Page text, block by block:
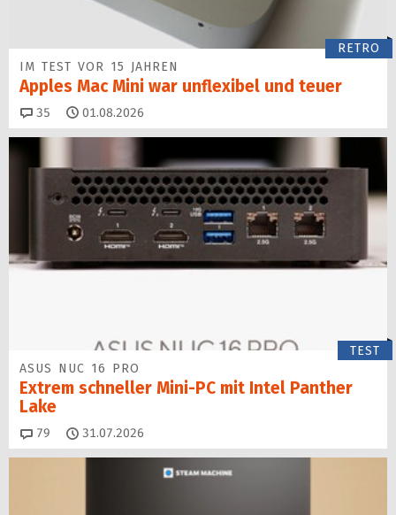
RETRO
IM TEST VOR 15 JAHREN
Apples Mac Mini war unflexibel und teuer
35 Kommentare
01.08.2026
TEST
ASUS NUC 16 PRO
Extrem schneller Mini-PC mit Intel Panther
Lake
79 Kommentare
31.07.2026